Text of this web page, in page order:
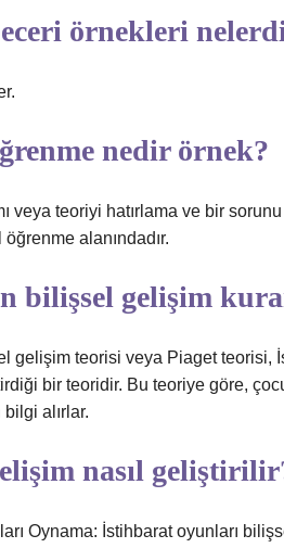
örnekleri
nedir örnek?
veya teoriyi hatırlama ve bir
alanındadır.
bilişsel gelişim
gelişim teorisi veya Piaget teorisi,
bir teoridir. Bu teoriye göre,
alırlar.
nasıl
Oynama: İstihbarat oyunları